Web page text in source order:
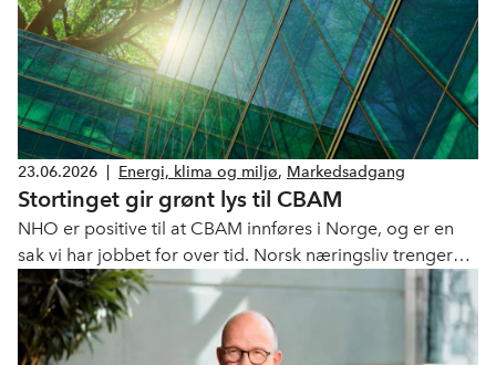
23.06.2026 Energi, klima og miljø, Markedsadgang
Stortinget gir grønt lys til CBAM
NHO er positive til at CBAM innføres i Norge, og er en
sak vi har jobbet for over tid. Norsk næringsliv trenger
forutsigbarhet og like spilleregler i EØS for å kunne
investere og skape verdier, innlemmelse av regelverk
som CBAM bidrar til dette.